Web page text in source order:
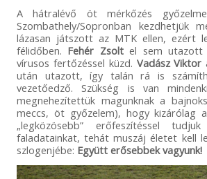
A hátralévő öt mérkőzés
Szombathely/Sopronban kezdhetjük
lázasan játszott az MTK ellen, ezért
félidőben. Fehér Zsoltel sem utazott
vírusos fertőzéssel küzd. Vadász Viktor
után utazott, így talán rá is
vezetőedző. Szükség is van
megnehezítettük magunknak a
meccs, öt győzelem), hogy kizárólag
„legközösebb” erőfeszítéssel
faladatainkat, tehát muszáj életet kell
szlogenjébe: Együtt erősebbek vagyunk!